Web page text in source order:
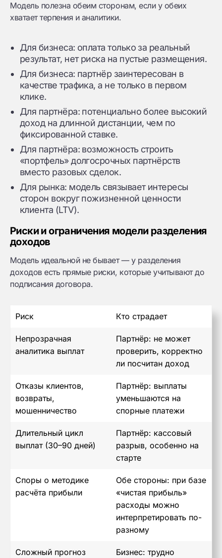
Модель полезна обеим сторонам, если у обеих
хватает терпения и аналитики.
Для бизнеса: оплата только за реальный
результат, нет риска на пустые размещения.
Для бизнеса: партнёр заинтересован в
качестве трафика, а не только в первом
клике.
Для партнёра: потенциально более высокий
доход на длинной дистанции, чем по
фиксированной ставке.
Для партнёра: возможность строить
«портфель» долгосрочных партнёрств
вместо разовых сделок.
Для рынка: модель связывает интересы
сторон вокруг пожизненной ценности
клиента (LTV).
Риски и ограничения модели разделения
доходов
Модель идеальной не бывает — у разделения
доходов есть прямые риски, которые учитывают до
подписания договора.
Риск Кто страдает
Непрозрачная
аналитика выплат
Партнёр: не может
проверить, корректно
ли посчитан доход
Отказы клиентов,
возвраты,
мошенничество
Партнёр: выплаты
уменьшаются на
спорные платежи
Длительный цикл
выплат (30–90 дней)
Партнёр: кассовый
разрыв, особенно на
старте
Споры о методике
расчёта прибыли
Обе стороны: при базе
«чистая прибыль»
расходы можно
интерпретировать по-
разному
Сложный прогноз
Бизнес: трудно